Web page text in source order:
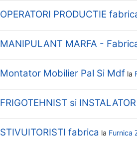
OPERATORI PRODUCTIE
MANIPULANT MARFA -
Montator Mobilier Pal Si Mdf la
FRIGOTEHNIST si INSTALATOR
STIVUITORISTI fabrica la Furnica